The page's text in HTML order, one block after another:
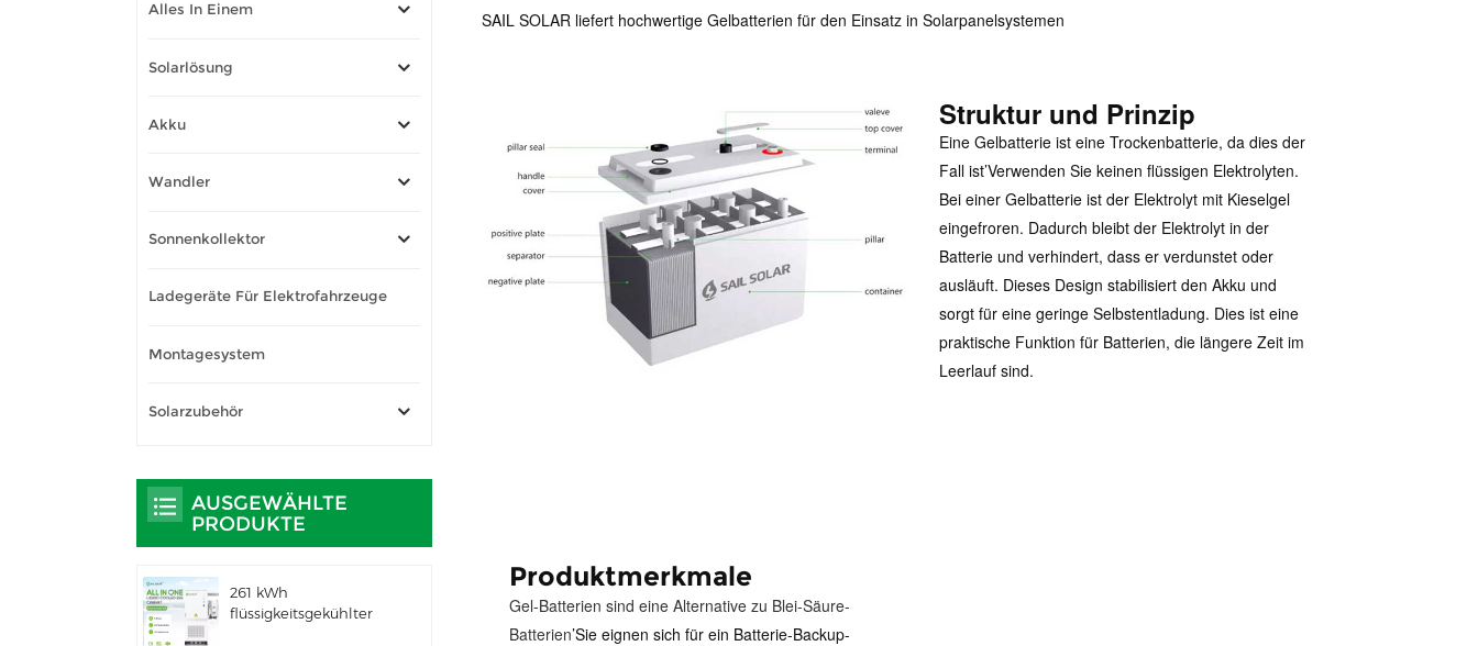
SAIL SOLAR liefert hochwertige Gelbatterien für den Einsatz in Solarpanelsystemen
Struktur und Prinzip
Eine Gelbatterie ist eine Trockenbatterie, da dies der
Fall ist’Verwenden Sie keinen flüssigen Elektrolyten.
Bei einer Gelbatterie ist der Elektrolyt mit Kieselgel
eingefroren. Dadurch bleibt der Elektrolyt in der
Batterie und verhindert, dass er verdunstet oder
ausläuft. Dieses Design stabilisiert den Akku und
sorgt für eine geringe Selbstentladung. Dies ist eine
praktische Funktion für Batterien, die längere Zeit im
Leerlauf sind.
Produktmerkmale
Gel-Batterien sind eine Alternative zu Blei-Säure-
Batterien’Sie eignen sich für ein Batterie-Backup-
Alles In Einem
Solarlösung
Akku
Wandler
Sonnenkollektor
Ladegeräte Für Elektrofahrzeuge
Montagesystem
Solarzubehör
AUSGEWÄHLTE
PRODUKTE
261 kWh
flüssigkeitsgekühlter